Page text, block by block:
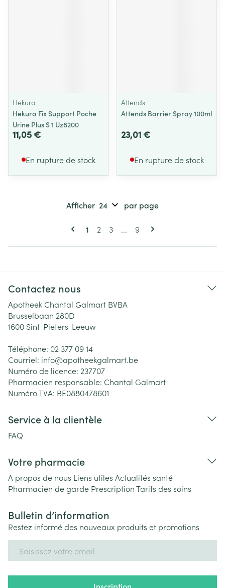
Hekura
Hekura Fix Support Poche
Urine Plus S 1 Uz8200
11,05 €
En rupture de stock
Attends
Attends Barrier Spray 100ml
23,01 €
En rupture de stock
Pages
Vous lisez actuellement la page
1 Page
2 Page
3 ... Page
9
Afficher par page
Contactez nous
Apotheek Chantal Galmart BVBA
Brusselbaan 280D
1600 Sint-Pieters-Leeuw
Téléphone: 02 377 09 14
Courriel: info@apotheekgalmart.be
Numéro de licence: 237707
Pharmacien responsable: Chantal Galmart
Numéro TVA: BE0880478601
Service à la clientèle
FAQ
Votre pharmacie
A propos de nous Liens utiles Actualités santé
Pharmacien de garde PrescriptionTarifs des soins
Bulletin d’information
Restez informé des nouveaux produits et promotions